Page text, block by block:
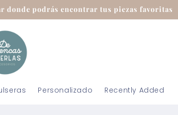
donde podrás encontrar tus piezas favoritas
Personalizado Recently Added